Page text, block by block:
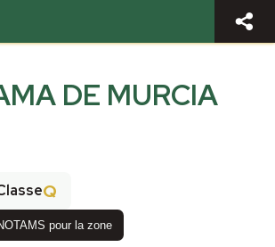
DE MURCIA
Q
pour la zone